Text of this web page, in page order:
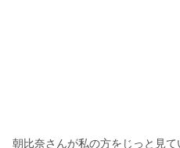
朝比奈さんが私の方をじっと見て